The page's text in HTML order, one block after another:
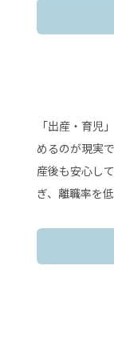
「出産・育児
めるのが現実
産後も安心し
ぎ、離職率を